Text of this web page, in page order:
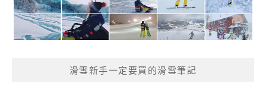
滑雪新手一定要買的滑雪筆記